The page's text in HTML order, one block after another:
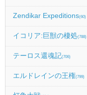
Zendikar Expeditions(60)
イコリア:巨獣の棲処(788)
テーロス還魂記(706)
エルドレインの王権(799)